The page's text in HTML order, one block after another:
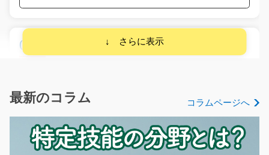
(稼げる高時給)半導体装置の組立/y03_01158
立てていくお仕事♪モ…
時給1050円～
佐賀県三養基郡みやき町
最新のコラム コラムページへ